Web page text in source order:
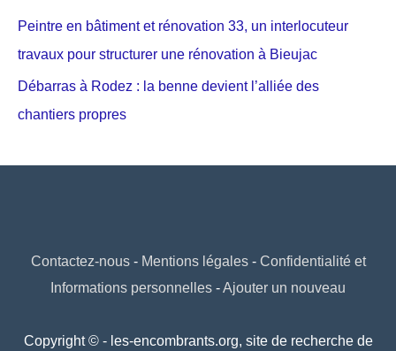
Peintre en bâtiment et rénovation 33, un interlocuteur
travaux pour structurer une rénovation à Bieujac
Débarras à Rodez : la benne devient l’alliée des
chantiers propres
Contactez-nous- Mentions légales- Confidentialité et
Informations personnelles - Ajouter un nouveau
Copyright © - les-encombrants.org, site de recherche de